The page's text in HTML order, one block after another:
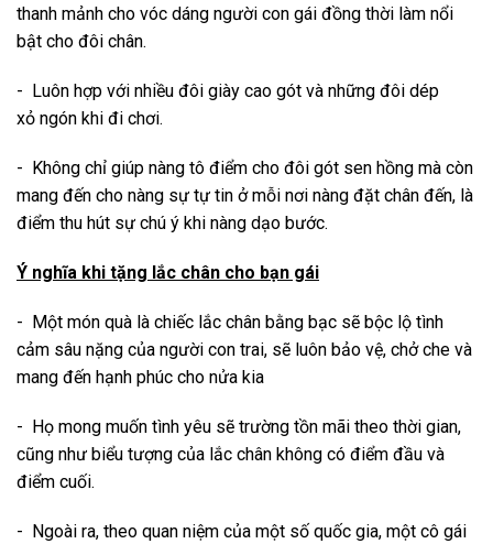
thanh mảnh cho vóc dáng người con gái đồng thời làm nổi
bật cho đôi chân.
- Luôn hợp với nhiều đôi giày cao gót và những đôi dép
xỏ ngón khi đi chơi.
- Không chỉ giúp nàng tô điểm cho đôi gót sen hồng mà còn
mang đến cho nàng sự tự tin ở mỗi nơi nàng đặt chân đến, là
điểm thu hút sự chú ý khi nàng dạo bước.
Ý nghĩa khi tặng lắc chân cho bạn gái
- Một món quà là chiếc lắc chân bằng bạc sẽ bộc lộ tình
cảm sâu nặng của người con trai, sẽ luôn bảo vệ, chở che và
mang đến hạnh phúc cho nửa kia
- Họ mong muốn tình yêu sẽ trường tồn mãi theo thời gian,
cũng như biểu tượng của lắc chân không có điểm đầu và
điểm cuối.
- Ngoài ra, theo quan niệm của một số quốc gia, một cô gái